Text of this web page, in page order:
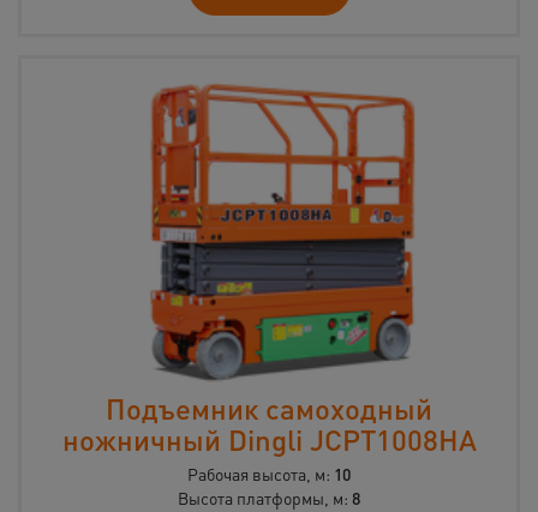
Подъемник самоходный
ножничный Dingli JCPT1008HA
Рабочая высота, м: 10
Высота платформы, м: 8